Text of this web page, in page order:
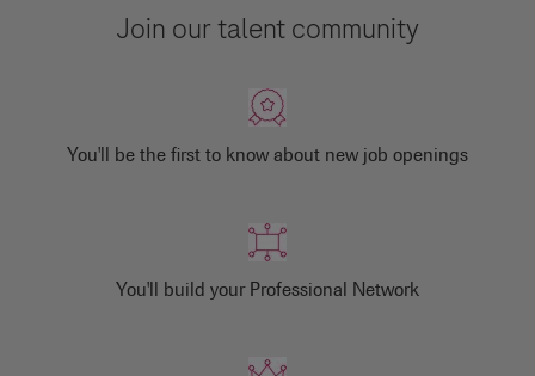
Join our talent community
You'll be the first to know about new job openings
You'll build your Professional Network